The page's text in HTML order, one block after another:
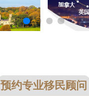
预约专业移民顾问